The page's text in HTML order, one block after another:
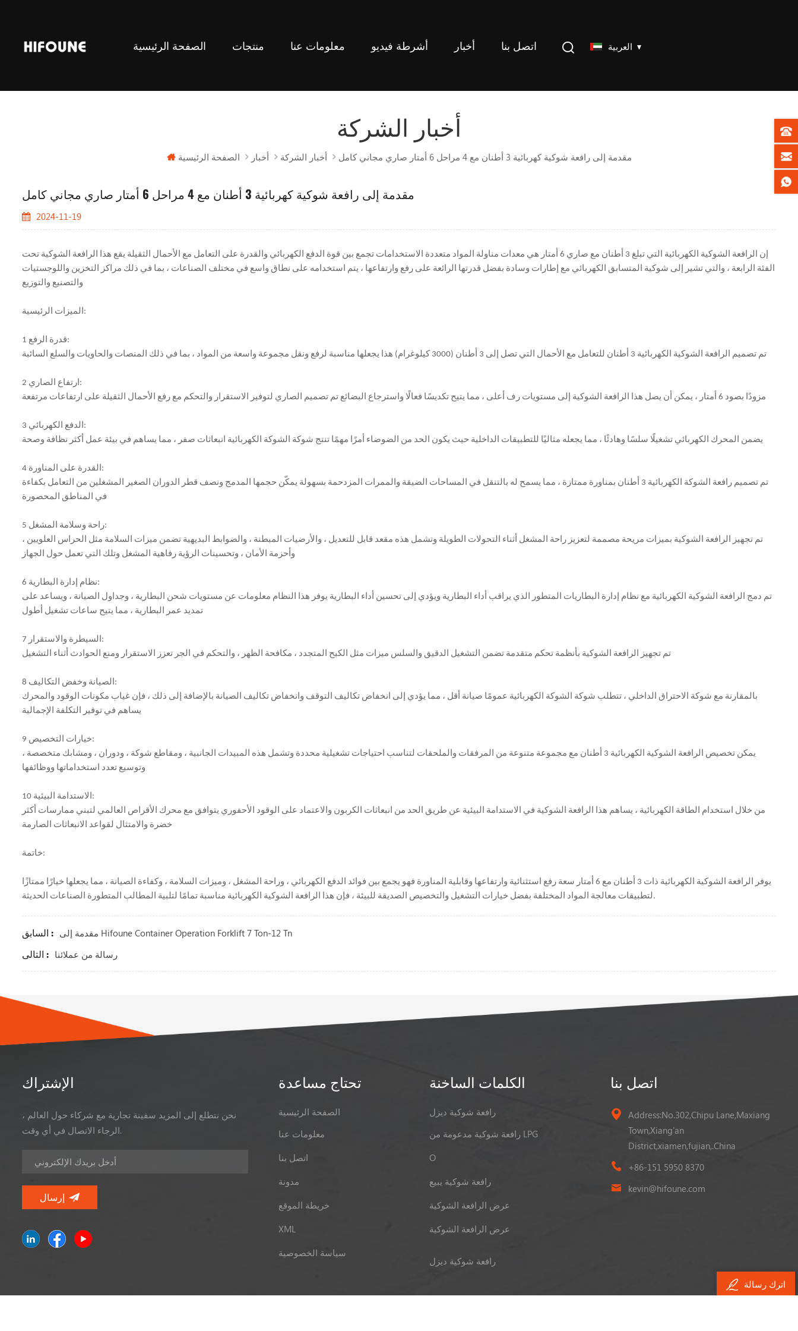
الصفحة الرئيسية منتجات معلومات عنا أشرطة فيديو أخبار اتصل بنا العربية
أخبار الشركة
الصفحة الرئيسية أخبار أخبار الشركة مقدمة إلى رافعة شوكية كهربائية 3 أطنان مع 4 مراحل 6 أمتار صاري مجاني كامل
مقدمة إلى رافعة شوكية كهربائية 3 أطنان مع 4 مراحل 6 أمتار صاري مجاني كامل
2024-11-19
إن الرافعة الشوكية الكهربائية التي تبلغ 3 أطنان مع صاري 6 أمتار هي معدات مناولة المواد متعددة الاستخدامات تجمع بين قوة الدفع الكهربائي والقدرة على التعامل مع الأحمال الثقيلة يقع هذا الرافعة الشوكية تحت
الفئة الرابعة ، والتي تشير إلى شوكية المتسابق الكهربائي مع إطارات وسادة بفضل قدرتها الرائعة على رفع وارتفاعها ، يتم استخدامه على نطاق واسع في مختلف الصناعات ، بما في ذلك مراكز التخزين واللوجستيات
والتصنيع والتوزيع
الميزات الرئيسية:
1 قدرة الرفع:
تم تصميم الرافعة الشوكية الكهربائية 3 أطنان للتعامل مع الأحمال التي تصل إلى 3 أطنان (3000 كيلوغرام) هذا يجعلها مناسبة لرفع ونقل مجموعة واسعة من المواد ، بما في ذلك المنصات والحاويات والسلع السائبة
2 ارتفاع الصاري:
مزودًا بصود 6 أمتار ، يمكن أن يصل هذا الرافعة الشوكية إلى مستويات رف أعلى ، مما يتيح تكديسًا فعالًا واسترجاع البضائع تم تصميم الصاري لتوفير الاستقرار والتحكم مع رفع الأحمال الثقيلة على ارتفاعات مرتفعة
3 الدفع الكهربائي:
يضمن المحرك الكهربائي تشغيلًا سلسًا وهادئًا ، مما يجعله مثاليًا للتطبيقات الداخلية حيث يكون الحد من الضوضاء أمرًا مهمًا تنتج شوكة الشوكة الكهربائية انبعاثات صفر ، مما يساهم في بيئة عمل أكثر نظافة وصحة
4 القدرة على المناورة:
تم تصميم رافعة الشوكة الكهربائية 3 أطنان بمناورة ممتازة ، مما يسمح له بالتنقل في المساحات الضيقة والممرات المزدحمة بسهولة يمكّن حجمها المدمج ونصف قطر الدوران الصغير المشغلين من التعامل بكفاءة
في المناطق المحصورة
5 راحة وسلامة المشغل:
تم تجهيز الرافعة الشوكية بميزات مريحة مصممة لتعزيز راحة المشغل أثناء التحولات الطويلة وتشمل هذه مقعد قابل للتعديل ، والأرضيات المبطنة ، والضوابط البديهية تضمن ميزات السلامة مثل الحراس العلويين ،
وأحزمة الأمان ، وتحسينات الرؤية رفاهية المشغل وتلك التي تعمل حول الجهاز
6 نظام إدارة البطارية:
تم دمج الرافعة الشوكية الكهربائية مع نظام إدارة البطاريات المتطور الذي يراقب أداء البطارية ويؤدي إلى تحسين أداء البطارية يوفر هذا النظام معلومات عن مستويات شحن البطارية ، وجداول الصيانة ، ويساعد على
تمديد عمر البطارية ، مما يتيح ساعات تشغيل أطول
7 السيطرة والاستقرار:
تم تجهيز الرافعة الشوكية بأنظمة تحكم متقدمة تضمن التشغيل الدقيق والسلس ميزات مثل الكبح المتجدد ، مكافحة الظهر ، والتحكم في الجر تعزز الاستقرار ومنع الحوادث أثناء التشغيل
8 الصيانة وخفض التكاليف:
بالمقارنة مع شوكة الاحتراق الداخلي ، تتطلب شوكة الشوكة الكهربائية عمومًا صيانة أقل ، مما يؤدي إلى انخفاض تكاليف التوقف وانخفاض تكاليف الصيانة بالإضافة إلى ذلك ، فإن غياب مكونات الوقود والمحرك
يساهم في توفير التكلفة الإجمالية
9 خيارات التخصيص:
يمكن تخصيص الرافعة الشوكية الكهربائية 3 أطنان مع مجموعة متنوعة من المرفقات والملحقات لتناسب احتياجات تشغيلية محددة وتشمل هذه المبيدات الجانبية ، ومقاطع شوكة ، ودوران ، ومشابك متخصصة ،
وتوسيع تعدد استخداماتها ووظائفها
10 الاستدامة البيئية:
من خلال استخدام الطاقة الكهربائية ، يساهم هذا الرافعة الشوكية في الاستدامة البيئية عن طريق الحد من انبعاثات الكربون والاعتماد على الوقود الأحفوري يتوافق مع محرك الأقراص العالمي لتبني ممارسات أكثر
خضرة والامتثال لقواعد الانبعاثات الصارمة
خاتمة:
يوفر الرافعة الشوكية الكهربائية ذات 3 أطنان مع 6 أمتار سعة رفع استثنائية وارتفاعها وقابلية المناورة فهو يجمع بين فوائد الدفع الكهربائي ، وراحة المشغل ، وميزات السلامة ، وكفاءة الصيانة ، مما يجعلها خيارًا ممتازًا
لتطبيقات معالجة المواد المختلفة بفضل خيارات التشغيل والتخصيص الصديقة للبيئة ، فإن هذا الرافعة الشوكية الكهربائية مناسبة تمامًا لتلبية المطالب المتطورة الصناعات الحديثة.
السابق : مقدمة إلى Hifoune Container Operation Forklift 7 Ton-12 Tn
التالى : رسالة من عملائنا
الإشتراك
نحن نتطلع إلى المزيد سفينة تجارية مع شركاء حول العالم ،
الرجاء الاتصال في أي وقت.
تحتاج مساعدة
الصفحة الرئيسية
معلومات عنا
اتصل بنا
مدونة
خريطة الموقع
XML
سياسة الخصوصية
الكلمات الساخنة
رافعة شوكية ديزل
رافعة شوكية مدعومة من LPG
O
رافعة شوكية يبيع
عرض الرافعة الشوكية
عرض الرافعة الشوكية
رافعة شوكية ديزل
اتصل بنا
Address:No.302,Chipu Lane,Maxiang
Town,Xiang'an
District,xiamen,fujian,.China
+86-151 5950 8370
kevin@hifoune.com
اترك رسالة